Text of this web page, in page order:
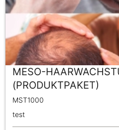
MESO-
(PRODUKTPAKET)
MST1000
test